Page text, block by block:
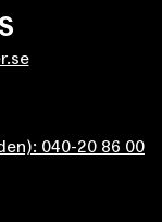
040-20 86 00